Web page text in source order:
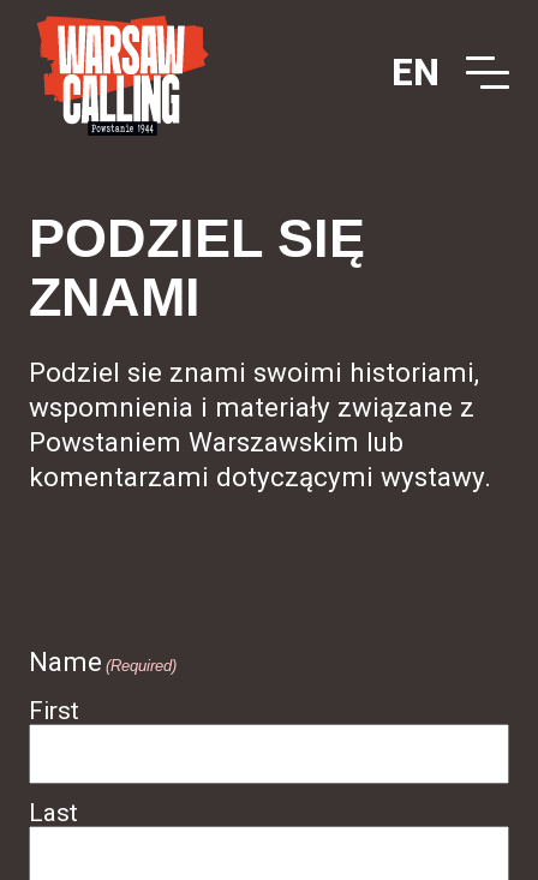
Przejdź do treści
Main Navigation
EN
PODZIEL SIĘ
ZNAMI
Podziel sie znami swoimi historiami,
wspomnienia i materiały związane z
Powstaniem Warszawskim lub
komentarzami dotyczącymi wystawy.
Name (Required)
First
Last